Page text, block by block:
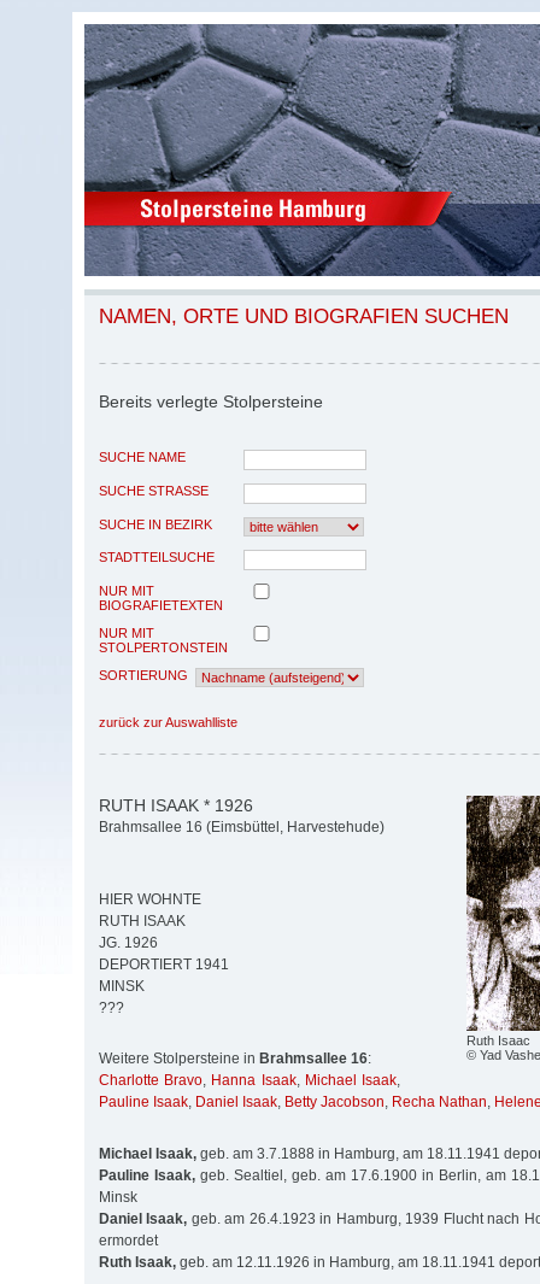
NAMEN, ORTE UND BIOGRAFIEN SUCHEN
Bereits verlegte Stolpersteine
SUCHE NAME
SUCHE STRASSE
SUCHE IN BEZIRK
STADTTEILSUCHE
NUR MIT
BIOGRAFIETEXTEN
NUR MIT
STOLPERTONSTEIN
SORTIERUNG
zurück zur Auswahlliste
Ruth Isaac
© Yad
RUTH ISAAK * 1926
Brahmsallee 16 (Eimsbüttel, Harvestehude)
HIER WOHNTE
RUTH ISAAK
JG. 1926
DEPORTIERT 1941
MINSK
???
Weitere Stolpersteine in Brahmsallee 16:
Charlotte Bravo, Hanna Isaak, Michael Isaak,
Pauline Isaak, Daniel Isaak, Betty Jacobson, Recha Nathan,
Michael Isaak, geb. am 3.7.1888 in Hamburg, am 18.11.1941
Pauline Isaak, geb. Sealtiel, geb. am 17.6.1900 in Berlin, am
Minsk
Daniel Isaak, geb. am 26.4.1923 in Hamburg, 1939 Flucht nach
ermordet
Ruth Isaak, geb. am 12.11.1926 in Hamburg, am 18.11.1941